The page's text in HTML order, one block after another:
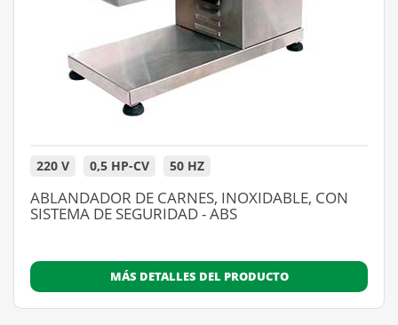
220 V 0,5 HP-CV 50 HZ
ABLANDADOR DE CARNES, INOXIDABLE, CON
SISTEMA DE SEGURIDAD - ABS
MÁS DETALLES DEL PRODUCTO